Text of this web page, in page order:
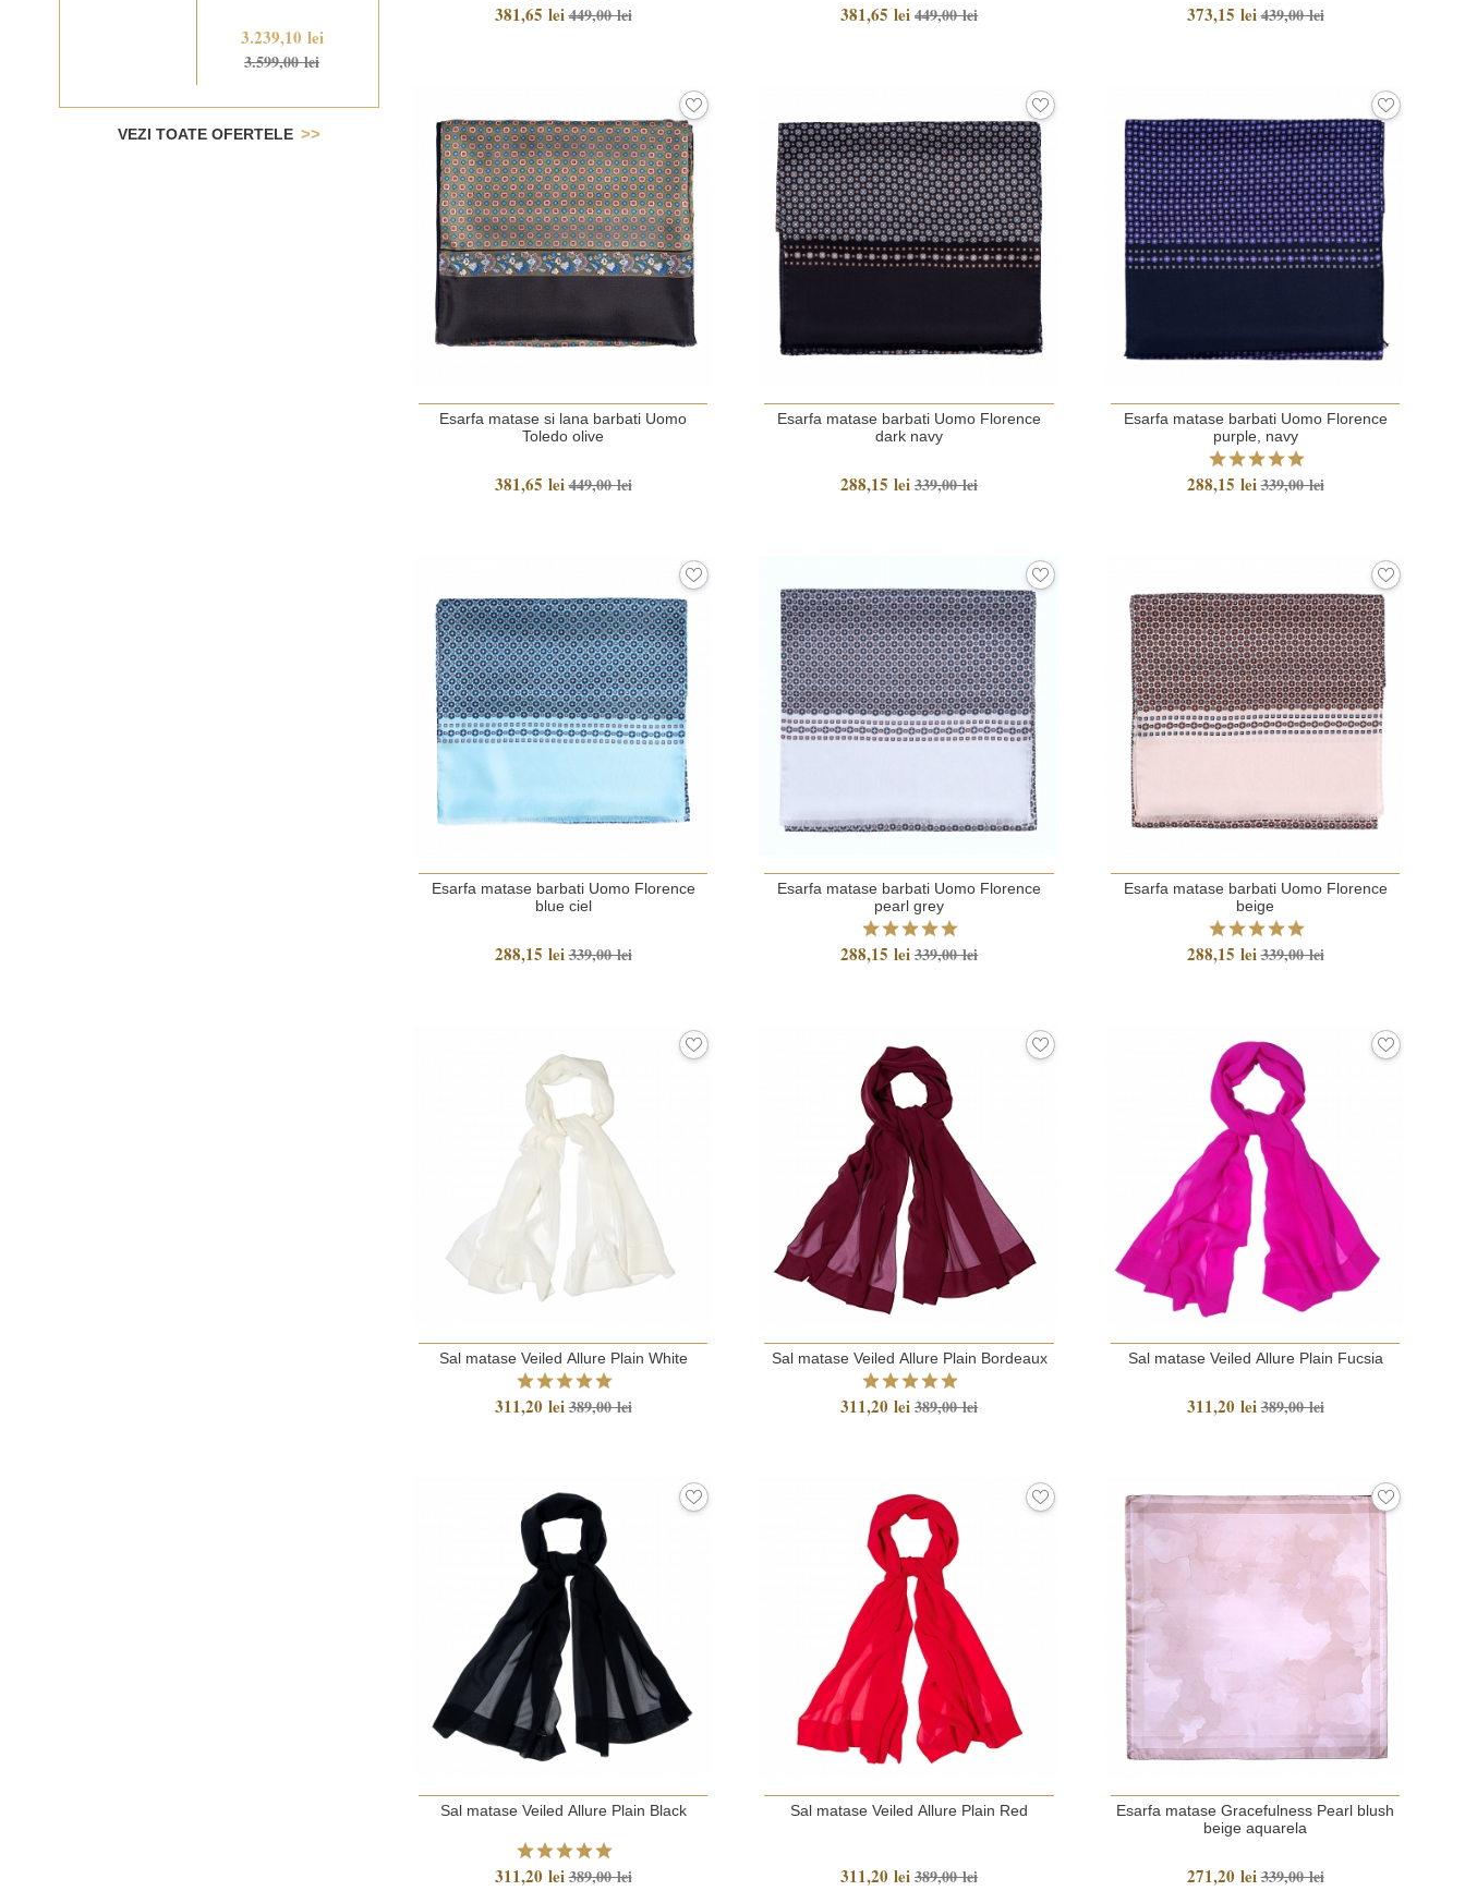
3.239,10 lei
3.599,00 lei
VEZI TOATE OFERTELE
381,65 lei449,00 lei 381,65 lei449,00 lei 373,15 lei439,00 lei
Esarfa matase si lana barbati Uomo
Toledo olive
381,65 lei449,00 lei
Esarfa matase barbati Uomo Florence
dark navy
288,15 lei339,00 lei
Esarfa matase barbati Uomo Florence
purple, navy
288,15 lei339,00 lei
Esarfa matase barbati Uomo Florence
blue ciel
288,15 lei339,00 lei
Esarfa matase barbati Uomo Florence
pearl grey
288,15 lei339,00 lei
Esarfa matase barbati Uomo Florence
beige
288,15 lei339,00 lei
Sal matase Veiled Allure Plain White
311,20 lei389,00 lei
Sal matase Veiled Allure Plain Bordeaux
311,20 lei389,00 lei
Sal matase Veiled Allure Plain Fucsia
311,20 lei389,00 lei
Sal matase Veiled Allure Plain Black
311,20 lei389,00 lei
Sal matase Veiled Allure Plain Red
311,20 lei389,00 lei
Esarfa matase Gracefulness Pearl blush
beige aquarela
271,20 lei339,00 lei